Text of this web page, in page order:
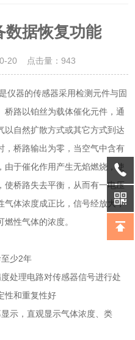
数据恢复功能
20 点击量： 943
仪器的传感器采用检测元件与固
桥路以铂丝为载体催化元件，通
以自然扩散方式或其它方式到达
，桥路输出为零，当空气中含有
于催化作用产生无焰燃烧，使
使桥路失去平衡，从而有一电压
气体浓度成正比，信号经放大，
性气体的浓度。
少2年
理电路对传感器信号进行处
性和重复性好
示，直观显示气体浓度、类